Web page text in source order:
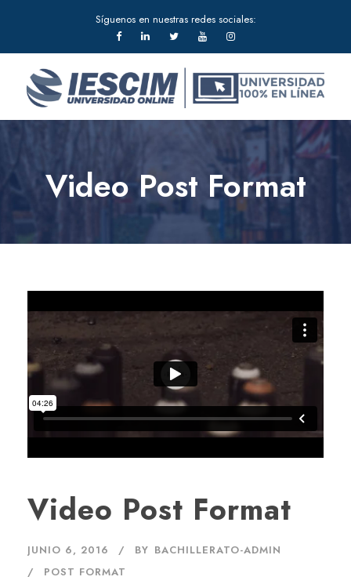
Síguenos en nuestras redes sociales:
Video Post Format
Video Post Format
JUNIO 6, 2016 BY BACHILLERATO-ADMIN
POST FORMAT